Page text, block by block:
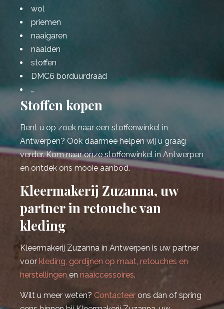
wol
priemen
naaigaren
naalden
stoffen
DMC6 borduurdraad
…
Stoffen kopen
Bent u op zoek naar een stoffenwinkel in
Antwerpen? Ook daarmee helpen wij u graag
verder. Kom naar onze stoffenwinkel in Antwerpen
en ontdek ons mooie aanbod.
Kleermakerij Zuzanna, uw
partner in retouche van
kleding
Kleermakerij Zuzanna in Antwerpen is uw partner
voor kleding, gordijnen op maat, retouches en
herstellingen en naaiccessoires.
Wilt u meer weten? Contacteer ons dan of spring